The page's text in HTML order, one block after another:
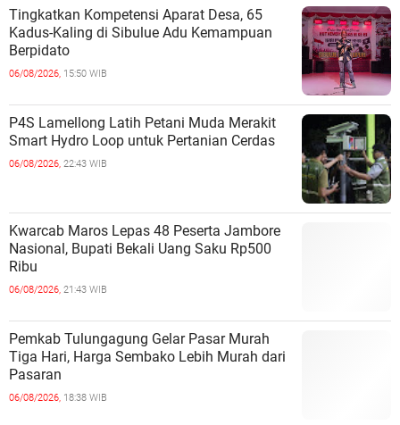
Tingkatkan Kompetensi Aparat Desa, 65
Kadus-Kaling di Sibulue Adu Kemampuan
Berpidato
06/08/2026, 15:50 WIB
P4S Lamellong Latih Petani Muda Merakit
Smart Hydro Loop untuk Pertanian Cerdas
06/08/2026, 22:43 WIB
Kwarcab Maros Lepas 48 Peserta Jambore
Nasional, Bupati Bekali Uang Saku Rp500
Ribu
06/08/2026, 21:43 WIB
Pemkab Tulungagung Gelar Pasar Murah
Tiga Hari, Harga Sembako Lebih Murah dari
Pasaran
06/08/2026, 18:38 WIB